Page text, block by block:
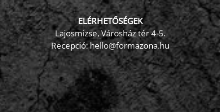
ELÉRHETŐSÉGEK
Lajosmizse, Városház tér 4-5.
Recepció:hello@formazona.hu